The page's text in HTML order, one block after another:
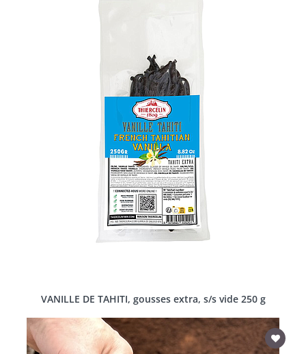
VANILLE DE TAHITI, gousses extra, s/s vide 250 g